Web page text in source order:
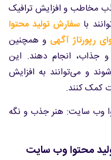
مخاطب و افزایش ترافیک
با سفارش تولید محتوا
رپورتاژ آگهی و همچنین
جذاب، انجام دهند. این
و می‌توانند به افزایش
کمک کنند.
وب سایت: هنر جذب و نگه
محتوا وب سایت